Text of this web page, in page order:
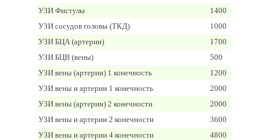
УЗИ Фистулы
1400
УЗИ сосудов головы (ТКД)
1000
УЗИ БЦА (артерии)
1700
УЗИ БЦВ (вены)
500
УЗИ вены (артерии) 1 конечность
1200
УЗИ вены и артерии 1 конечность
2000
УЗИ вены (артерии) 2 конечности
2000
УЗИ вены и артерии 2 конечности
3600
УЗИ вены и артерии 4 конечности
4800